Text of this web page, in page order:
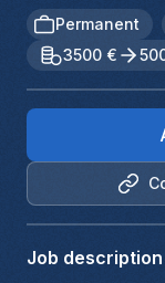
Permanent
3500 €
Job description